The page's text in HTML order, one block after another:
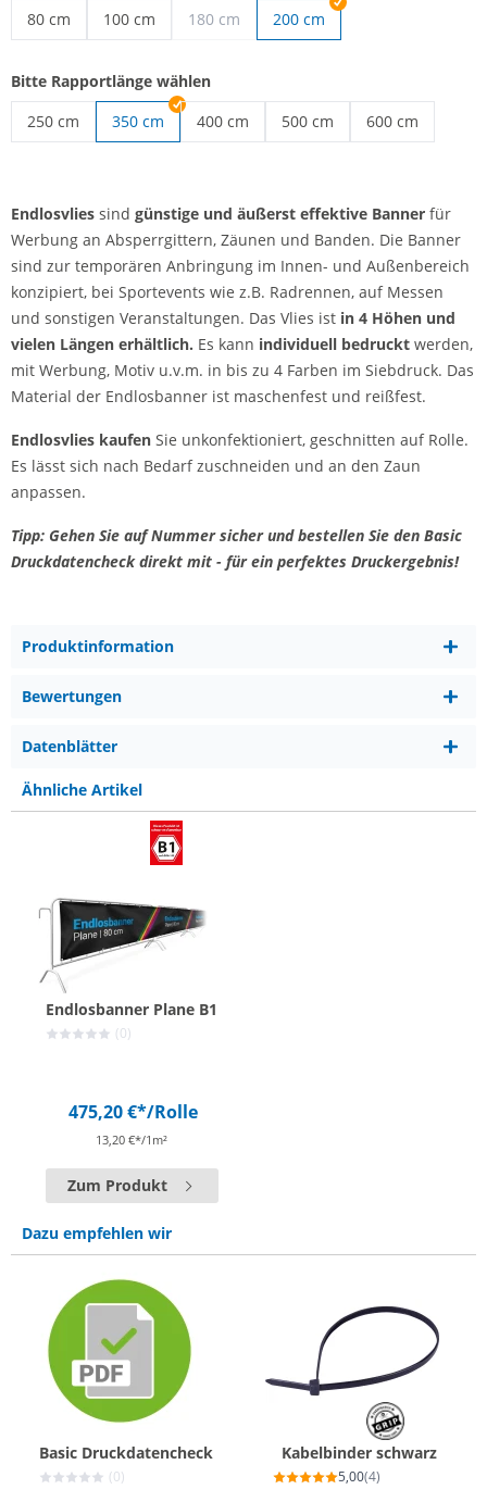
80 cm
100 cm
180 cm 200 cm
Bitte Rapportlänge wählen
250 cm
350 cm
400 cm
500 cm
600 cm
Endlosvlies sind günstige und äußerst effektive Banner für
Werbung an Absperrgittern, Zäunen und Banden. Die Banner
sind zur temporären Anbringung im Innen- und Außenbereich
konzipiert, bei Sportevents wie z.B. Radrennen, auf Messen
und sonstigen Veranstaltungen. Das Vlies ist in 4 Höhen und
vielen Längen erhältlich. Es kann individuell bedruckt werden,
mit Werbung, Motiv u.v.m. in bis zu 4 Farben im Siebdruck. Das
Material der Endlosbanner ist maschenfest und reißfest.
Endlosvlies kaufen Sie unkonfektioniert, geschnitten auf Rolle.
Es lässt sich nach Bedarf zuschneiden und an den Zaun
anpassen.
Tipp: Gehen Sie auf Nummer sicher und bestellen Sie den Basic
Druckdatencheck direkt mit - für ein perfektes Druckergebnis!
Produktinformation
Bewertungen
Datenblätter
Ähnliche Artikel
Endlosbanner Plane B1
(0)
475,20 €*/Rolle
13,20 €*/1m²
Zum Produkt
Dazu empfehlen wir
Basic Druckdatencheck
(0)
Kabelbinder schwarz
5,00(4)